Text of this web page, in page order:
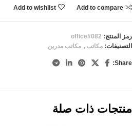
Add to compare
Add to wishlist
رمز المنتج: office#082
التصنيفات: مكاتب , مكاتب مدرين
Share:
منتجات ذات صلة